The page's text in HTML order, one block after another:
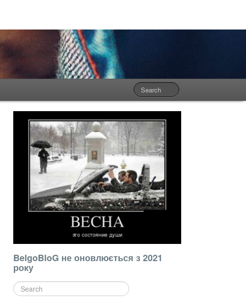
BelgoBloG не оновлюється з 2021
року